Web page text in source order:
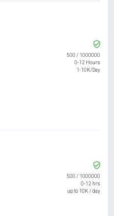
500 / 1000000
0-12 Hours
1-10K/Day
500 / 1000000
0-12 hrs
up to 10K / day